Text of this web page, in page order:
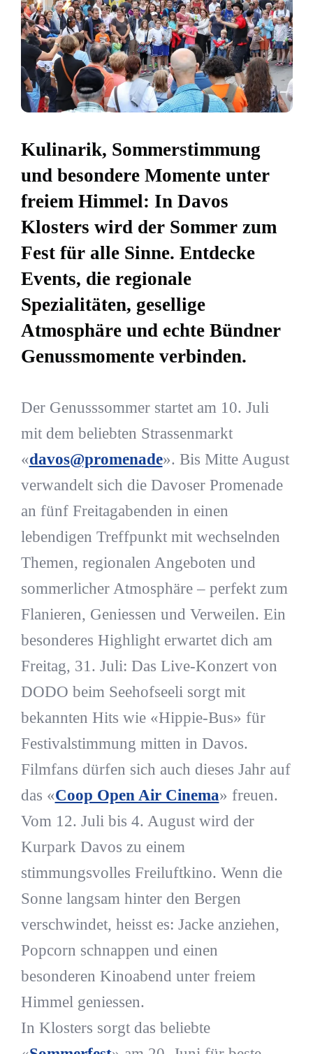
Kulinarik, Sommerstimmung
und besondere Momente unter
freiem Himmel: In Davos
Klosters wird der Sommer zum
Fest für alle Sinne. Entdecke
Events, die regionale
Spezialitäten, gesellige
Atmosphäre und echte Bündner
Genussmomente verbinden.
Der Genusssommer startet am 10. Juli
mit dem beliebten Strassenmarkt
«davos@promenade». Bis Mitte August
verwandelt sich die Davoser Promenade
an fünf Freitagabenden in einen
lebendigen Treffpunkt mit wechselnden
Themen, regionalen Angeboten und
sommerlicher Atmosphäre – perfekt zum
Flanieren, Geniessen und Verweilen. Ein
besonderes Highlight erwartet dich am
Freitag, 31. Juli: Das Live-Konzert von
DODO beim Seehofseeli sorgt mit
bekannten Hits wie «Hippie-Bus» für
Festivalstimmung mitten in Davos.
Filmfans dürfen sich auch dieses Jahr auf
das «Coop Open Air Cinema» freuen.
Vom 12. Juli bis 4. August wird der
Kurpark Davos zu einem
stimmungsvolles Freiluftkino. Wenn die
Sonne langsam hinter den Bergen
verschwindet, heisst es: Jacke anziehen,
Popcorn schnappen und einen
besonderen Kinoabend unter freiem
Himmel geniessen.
In Klosters sorgt das beliebte